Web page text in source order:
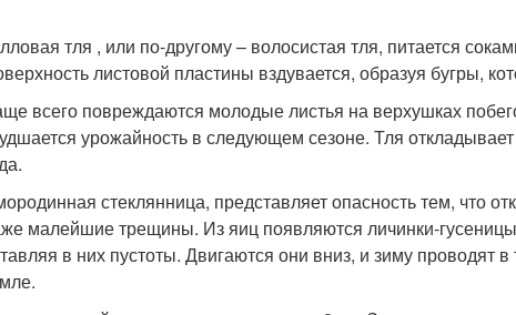
тля , или по-другому – волосистая тля, питается
листовой пластины вздувается, образуя бугры,
всего повреждаются молодые листья на верхушках
урожайность в следующем сезоне. Тля
стеклянница, представляет опасность тем, что
малейшие трещины. Из яиц появляются личинки-
в них пустоты. Двигаются они вниз, и зиму проводят